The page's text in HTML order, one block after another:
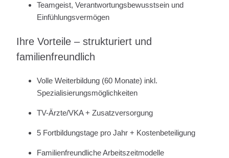
Teamgeist, Verantwortungsbewusstsein und
Einfühlungsvermögen
Ihre Vorteile – strukturiert und
familienfreundlich
Volle Weiterbildung (60 Monate) inkl.
Spezialisierungsmöglichkeiten
TV-Ärzte/VKA + Zusatzversorgung
5 Fortbildungstage pro Jahr + Kostenbeteiligung
Familienfreundliche Arbeitszeitmodelle